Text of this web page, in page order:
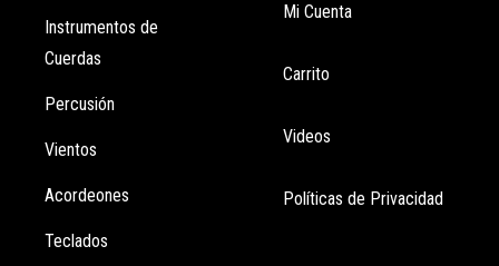
Instrumentos de
Cuerdas
Percusión
Vientos
Acordeones
Teclados
Mi Cuenta
Carrito
Videos
Políticas de Privacidad